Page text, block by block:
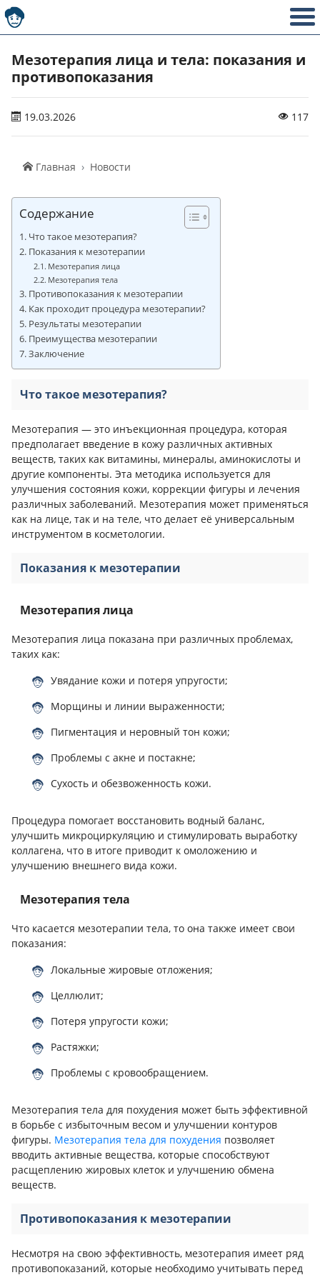
Мезотерапия лица и тела: показания и
противопоказания
19.03.2026 117
Главная Новости
Содержание
Что такое мезотерапия?
Показания к мезотерапии
Мезотерапия лица
Мезотерапия тела
Противопоказания к мезотерапии
Как проходит процедура мезотерапии?
Результаты мезотерапии
Преимущества мезотерапии
Заключение
Что такое мезотерапия?
Мезотерапия — это инъекционная процедура, которая
предполагает введение в кожу различных активных
веществ, таких как витамины, минералы, аминокислоты и
другие компоненты. Эта методика используется для
улучшения состояния кожи, коррекции фигуры и лечения
различных заболеваний. Мезотерапия может применяться
как на лице, так и на теле, что делает её универсальным
инструментом в косметологии.
Показания к мезотерапии
Мезотерапия лица
Мезотерапия лица показана при различных проблемах,
таких как:
Увядание кожи и потеря упругости;
Морщины и линии выраженности;
Пигментация и неровный тон кожи;
Проблемы с акне и постакне;
Сухость и обезвоженность кожи.
Процедура помогает восстановить водный баланс,
улучшить микроциркуляцию и стимулировать выработку
коллагена, что в итоге приводит к омоложению и
улучшению внешнего вида кожи.
Мезотерапия тела
Что касается мезотерапии тела, то она также имеет свои
показания:
Локальные жировые отложения;
Целлюлит;
Потеря упругости кожи;
Растяжки;
Проблемы с кровообращением.
Мезотерапия тела для похудения может быть эффективной
в борьбе с избыточным весом и улучшении контуров
фигуры. Мезотерапия тела для похудения позволяет
вводить активные вещества, которые способствуют
расщеплению жировых клеток и улучшению обмена
веществ.
Противопоказания к мезотерапии
Несмотря на свою эффективность, мезотерапия имеет ряд
противопоказаний, которые необходимо учитывать перед